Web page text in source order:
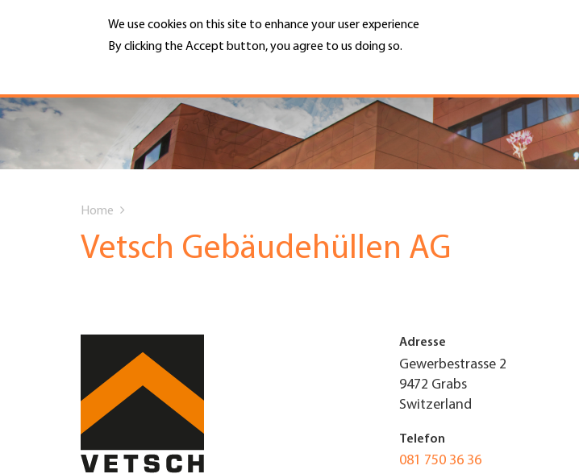
We use cookies on this site to enhance your user experience
By clicking the Accept button, you agree to us doing so.
Hauptnavigation
PORTRAIT
DIENSTLEISTUNGEN
UNTERNEHMEN FINDEN
FACHZEITSCHRIFT
MENU
Top
Menu
are
Home
Vetsch Gebäudehüllen AG
Adresse
Gewerbestrasse 2
9472 Grabs
Switzerland
Telefon
081 750 36 36